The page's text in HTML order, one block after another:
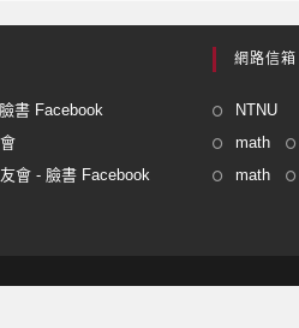
書 Facebook
會 - 臉書 Facebook
網路信箱
NTNU
math
math